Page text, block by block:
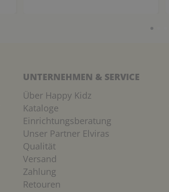
UNTERNEHMEN & SERVICE
Über Happy Kidz
Kataloge
Einrichtungsberatung
Unser Partner Elviras
Qualität
Versand
Zahlung
Retouren